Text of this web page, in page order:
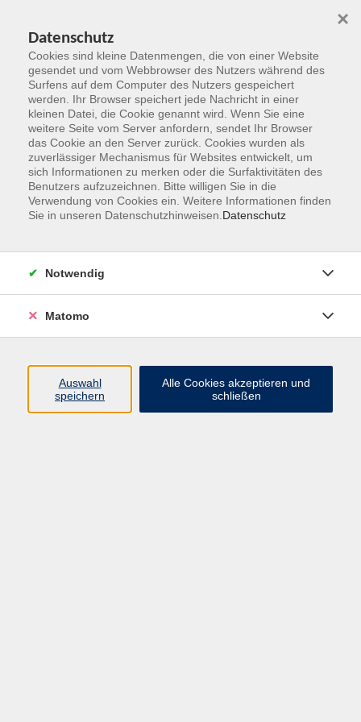
Zum Hauptinhalt springen
Der Kurs konnte nicht gefunden werden.
Erich-Kästner-Str. 5
65232 Taunusstein
info@vhs-rtk.de
Tel: 06128-92770
Datenschutz
Cookies sind kleine Datenmengen, die von einer Website
gesendet und vom Webbrowser des Nutzers während des
Surfens auf dem Computer des Nutzers gespeichert
werden. Ihr Browser speichert jede Nachricht in einer
kleinen Datei, die Cookie genannt wird. Wenn Sie eine
weitere Seite vom Server anfordern, sendet Ihr Browser
das Cookie an den Server zurück. Cookies wurden als
zuverlässiger Mechanismus für Websites entwickelt, um
sich Informationen zu merken oder die Surfaktivitäten des
Benutzers aufzuzeichnen. Bitte willigen Sie in die
Verwendung von Cookies ein. Weitere Informationen finden
Sie in unseren Datenschutzhinweisen. Datenschutz
×
Notwendig
Matomo
Auswahl
speichern
Alle Cookies akzeptieren und
schließen